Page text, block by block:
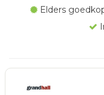
Elders